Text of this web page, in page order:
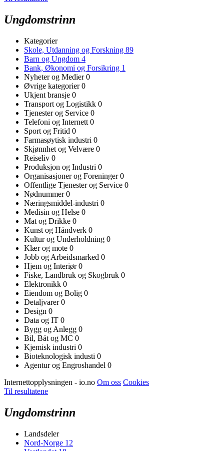
Ungdomstrinn
Kategorier
Skole, Utdanning og Forskning 89
Barn og Ungdom 4
Bank, Økonomi og Forsikring 1
Nyheter og Medier0
Øvrige kategorier0
Ukjent bransje 0
Transport og Logistikk 0
Tjenester og Service 0
Telefoni og Internett 0
Sport og Fritid 0
Farmasøytisk industri 0
Skjønnhet og Velvære 0
Reiseliv 0
Produksjon og Industri 0
Organisasjoner og Foreninger0
Offentlige Tjenester og Service 0
Nødnummer0
Næringsmiddel-industri 0
Medisin og Helse 0
Mat og Drikke 0
Kunst og Håndverk 0
Kultur og Underholdning 0
Klær og mote 0
Jobb og Arbeidsmarked 0
Hjem og Interiør0
Fiske, Landbruk og Skogbruk 0
Elektronikk 0
Eiendom og Bolig 0
Detaljvarer0
Design 0
Data og IT 0
Bygg og Anlegg 0
Bil, Båt og MC 0
Kjemisk industri 0
Bioteknologisk industi 0
Agentur og Engroshandel 0
Internettopplysningen - io.no Om oss Cookies
Til resultatene
Ungdomstrinn
Landsdeler
Nord-Norge 12